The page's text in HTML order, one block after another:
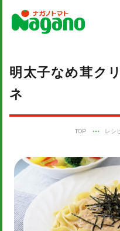
明太子なめ茸ク
ネ
TOP レシ